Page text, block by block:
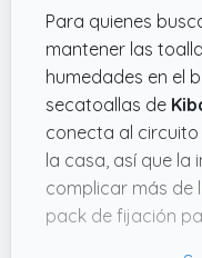
Para quienes
mantener las
humedades en el
secatoallas de
conecta al
la casa, así que la
complicar más de
pack de fijación